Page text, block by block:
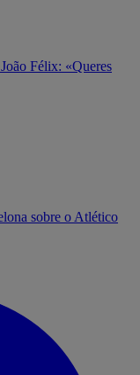
Félix: «Queres
sobre o Atlético